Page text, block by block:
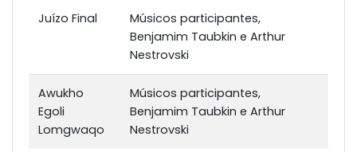
Juízo Final
Músicos participantes,
Benjamim Taubkin e Arthur
Nestrovski
Awukho
Egoli
Lomgwaqo
Músicos participantes,
Benjamim Taubkin e Arthur
Nestrovski